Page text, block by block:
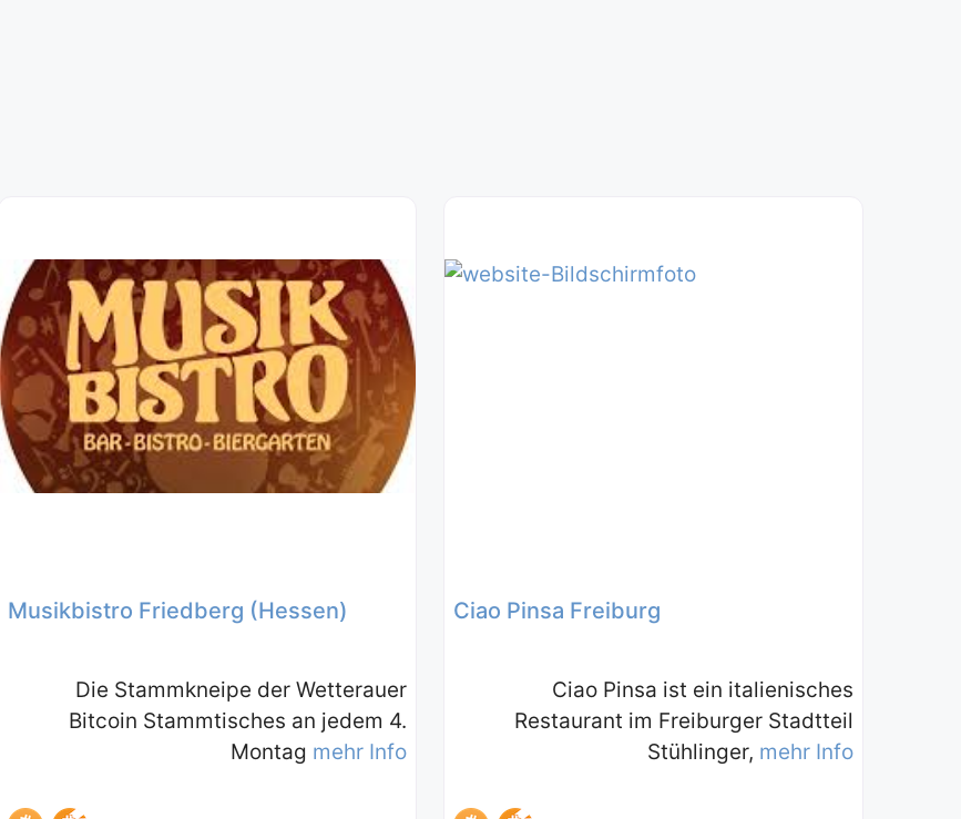
Musikbistro Friedberg (Hessen)
Die Stammkneipe der Wetterauer
Bitcoin Stammtisches an jedem 4.
Montag mehr Info
Ciao Pinsa Freiburg
Ciao Pinsa ist ein italienisches
Restaurant im Freiburger Stadtteil
Stühlinger, mehr Info